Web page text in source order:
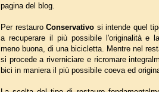
pagina del blog.
Per restauro Conservativo si intende quel
a recuperare il più possibile l'originalità e
meno buona, di una bicicletta. Mentre nel
si procede a riverniciare e ricromare
bici in maniera il più possibile coeva ed